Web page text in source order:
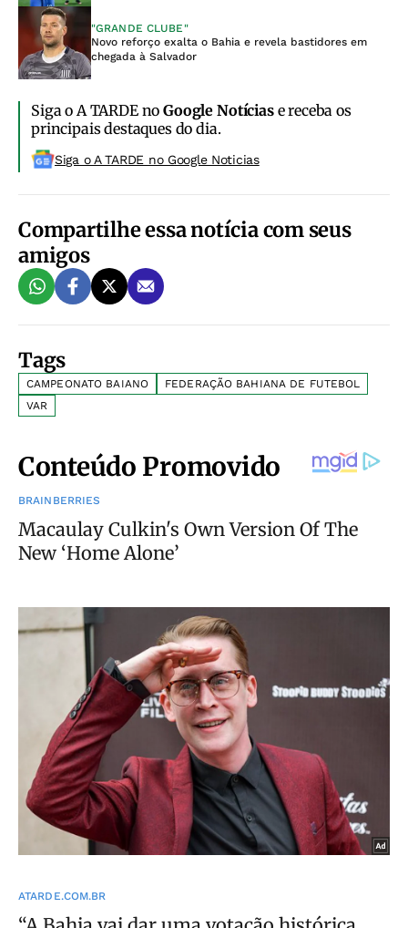
"GRANDE CLUBE"
Novo reforço exalta o Bahia e revela bastidores em
chegada à Salvador
Siga o A TARDE noGoogle Notíciase receba os
principais destaques do dia.
Siga o A TARDE no Google Noticias
Compartilhe essa notícia com seus
amigos
Tags
CAMPEONATO BAIANO
FEDERAÇÃO BAHIANA DE FUTEBOL
VAR